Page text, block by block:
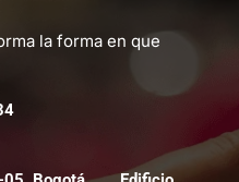
la forma en que